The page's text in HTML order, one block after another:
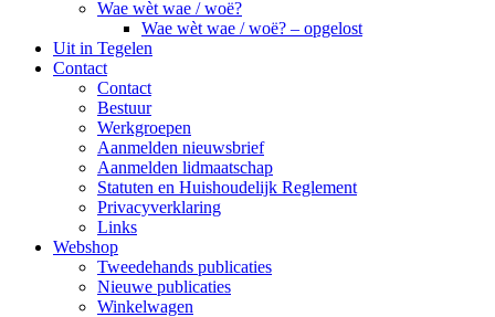
Wae wèt wae / woë?
Wae wèt wae / woë? – opgelost
Uit in Tegelen
Contact
Contact
Bestuur
Werkgroepen
Aanmelden nieuwsbrief
Aanmelden lidmaatschap
Statuten en Huishoudelijk Reglement
Privacyverklaring
Links
Webshop
Tweedehands publicaties
Nieuwe publicaties
Winkelwagen